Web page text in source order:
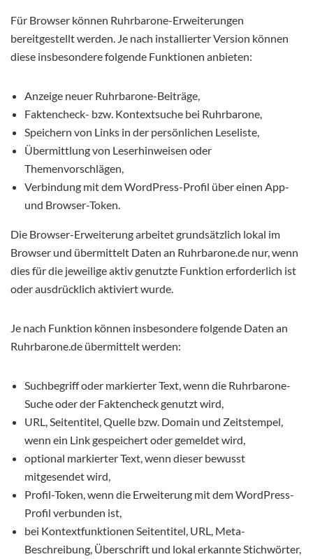
Für Browser können Ruhrbarone-Erweiterungen
bereitgestellt werden. Je nach installierter Version können
diese insbesondere folgende Funktionen anbieten:
Anzeige neuer Ruhrbarone-Beiträge,
Faktencheck- bzw. Kontextsuche bei Ruhrbarone,
Speichern von Links in der persönlichen Leseliste,
Übermittlung von Leserhinweisen oder
Themenvorschlägen,
Verbindung mit dem WordPress-Profil über einen App-
und Browser-Token.
Die Browser-Erweiterung arbeitet grundsätzlich lokal im
Browser und übermittelt Daten an Ruhrbarone.de nur, wenn
dies für die jeweilige aktiv genutzte Funktion erforderlich ist
oder ausdrücklich aktiviert wurde.
Je nach Funktion können insbesondere folgende Daten an
Ruhrbarone.de übermittelt werden:
Suchbegriff oder markierter Text, wenn die Ruhrbarone-
Suche oder der Faktencheck genutzt wird,
URL, Seitentitel, Quelle bzw. Domain und Zeitstempel,
wenn ein Link gespeichert oder gemeldet wird,
optional markierter Text, wenn dieser bewusst
mitgesendet wird,
Profil-Token, wenn die Erweiterung mit dem WordPress-
Profil verbunden ist,
bei Kontextfunktionen Seitentitel, URL, Meta-
Beschreibung, Überschrift und lokal erkannte Stichwörter,